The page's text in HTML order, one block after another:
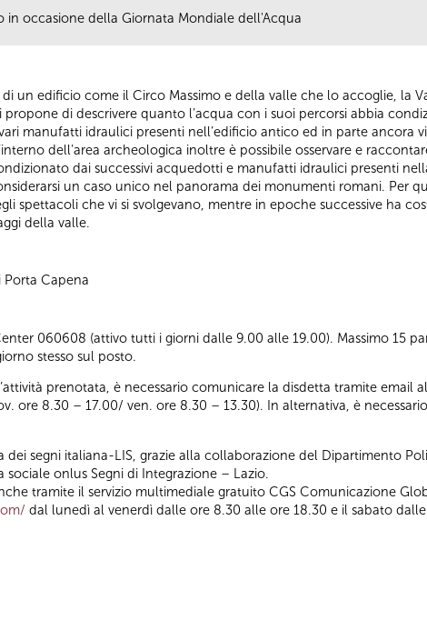
in occasione della Giornata Mondiale dell'Acqua
un edificio come il Circo Massimo e della valle che lo accoglie, la
propone di descrivere quanto l’acqua con i suoi percorsi abbia
manufatti idraulici presenti nell’edificio antico ed in parte ancora
dell’area archeologica inoltre è possibile osservare e
dai successivi acquedotti e manufatti idraulici presenti
un caso unico nel panorama dei monumenti romani. Per
spettacoli che vi si svolgevano, mentre in epoche successive ha
della valle.
Porta Capena
060608 (attivo tutti i giorni dalle 9.00 alle 19.00). Massimo 15
stesso sul posto.
prenotata, è necessario comunicare la disdetta tramite email
ore 8.30 – 17.00/ ven. ore 8.30 – 13.30). In alternativa, è
dei segni italiana-LIS, grazie alla collaborazione del Dipartimento
sociale onlus Segni di Integrazione – Lazio.
tramite il servizio multimediale gratuito CGS Comunicazione
dal lunedì al venerdì dalle ore 8.30 alle ore 18.30 e il sabato